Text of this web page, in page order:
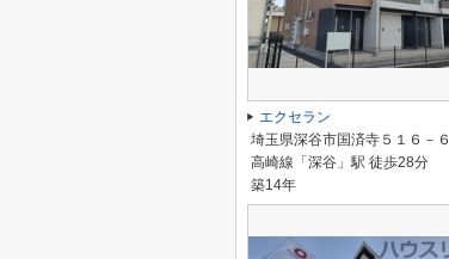
エクセラン
埼玉県深谷市国済寺５１６－６
高崎線「深谷」駅 徒歩28分
築14年